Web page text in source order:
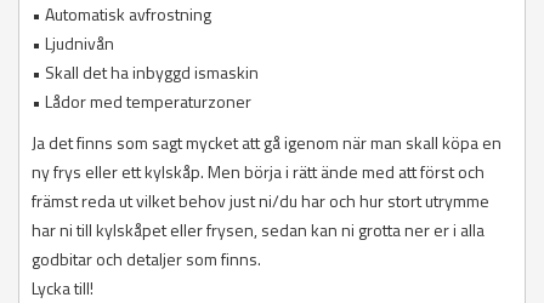
• Automatisk avfrostning
• Ljudnivån
• Skall det ha inbyggd ismaskin
• Lådor med temperaturzoner
Ja det finns som sagt mycket att gå igenom när man skall köpa en
ny frys eller ett kylskåp. Men börja i rätt ände med att först och
främst reda ut vilket behov just ni/du har och hur stort utrymme
har ni till kylskåpet eller frysen, sedan kan ni grotta ner er i alla
godbitar och detaljer som finns.
Lycka till!